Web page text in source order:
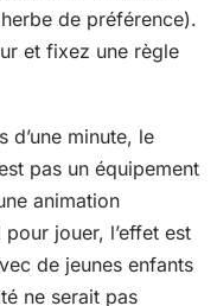
de préférence).
et fixez une règle
d’une minute, le
pas un équipement
animation
jouer, l’effet est
de jeunes enfants
ne serait pas